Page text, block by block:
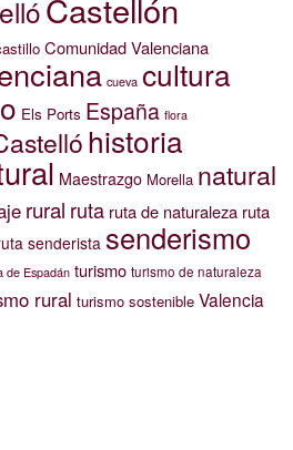
Castellón
Comunidad Valenciana
cueva cultura
Els Ports España flora
historia
Maestrazgo Morella natural
rural ruta ruta de naturaleza ruta
senderista senderismo
de Espadán turismo turismo de naturaleza
rural turismo sostenible Valencia